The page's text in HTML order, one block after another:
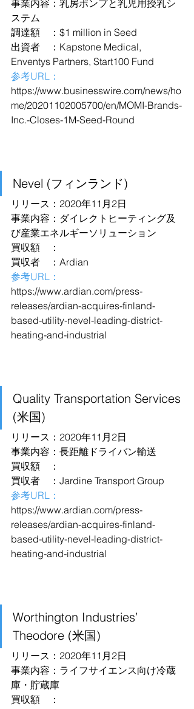
事業内容：乳房ポンプと乳児用授乳シ
ステム
調達額　：$1 million in Seed
出資者　：Kapstone Medical,
Enventys Partners, Start100 Fund
参考URL：
https://www.businesswire.com/news/ho
me/20201102005700/en/MOMI-Brands-
Inc.-Closes-1M-Seed-Round
Nevel (フィンランド)
リリース：2020年11月2日
事業内容：ダイレクトヒーティング及
び産業エネルギーソリューション
買収額　：
買収者　：Ardian
参考URL：
https://www.ardian.com/press-
releases/ardian-acquires-finland-
based-utility-nevel-leading-district-
heating-and-industrial
Quality Transportation Services
(米国)
リリース：2020年11月2日
事業内容：長距離ドライバン輸送
買収額　：
買収者　：Jardine Transport Group
参考URL：
https://www.ardian.com/press-
releases/ardian-acquires-finland-
based-utility-nevel-leading-district-
heating-and-industrial
Worthington Industries’
Theodore (米国)
リリース：2020年11月2日
事業内容：ライフサイエンス向け冷蔵
庫・貯蔵庫
買収額　：